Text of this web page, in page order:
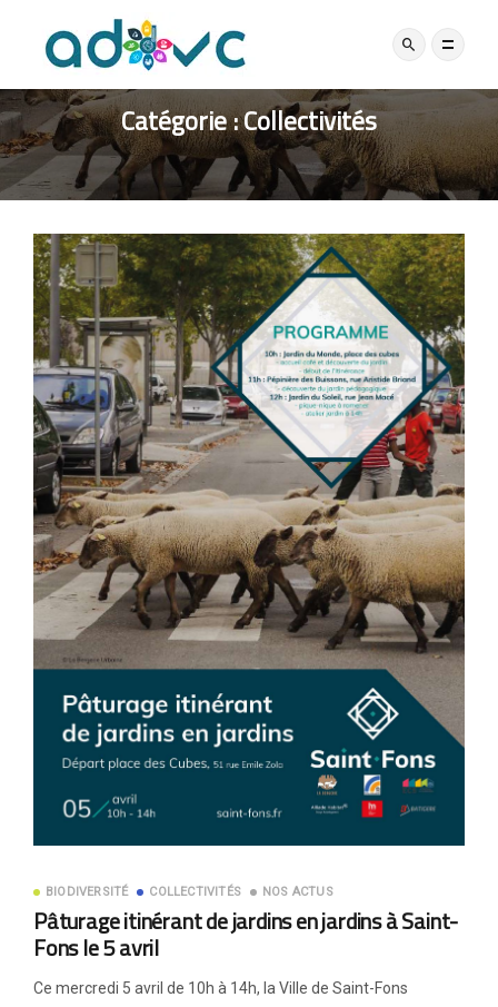
Catégorie :Collectivités
BIODIVERSITÉ COLLECTIVITÉS NOS ACTUS
Pâturage itinérant de jardins en jardins à Saint-
Fons le 5 avril
Ce mercredi 5 avril de 10h à 14h, la Ville de Saint-Fons